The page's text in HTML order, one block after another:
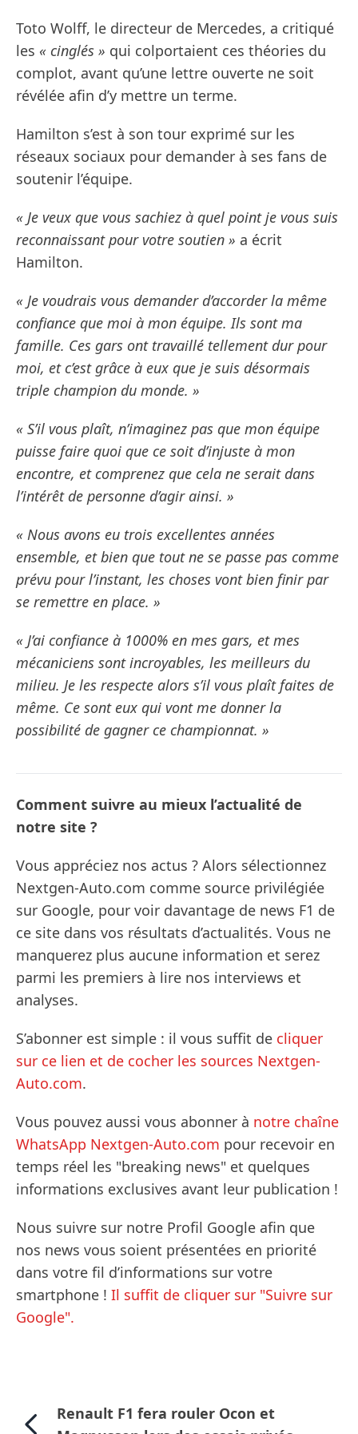
Toto Wolff, le directeur de Mercedes, a critiqué
les « cinglés » qui colportaient ces théories du
complot, avant qu’une lettre ouverte ne soit
révélée afin d’y mettre un terme.
Hamilton s’est à son tour exprimé sur les
réseaux sociaux pour demander à ses fans de
soutenir l’équipe.
« Je veux que vous sachiez à quel point je vous suis
reconnaissant pour votre soutien » a écrit
Hamilton.
« Je voudrais vous demander d’accorder la même
confiance que moi à mon équipe. Ils sont ma
famille. Ces gars ont travaillé tellement dur pour
moi, et c’est grâce à eux que je suis désormais
triple champion du monde. »
« S’il vous plaît, n’imaginez pas que mon équipe
puisse faire quoi que ce soit d’injuste à mon
encontre, et comprenez que cela ne serait dans
l’intérêt de personne d’agir ainsi. »
« Nous avons eu trois excellentes années
ensemble, et bien que tout ne se passe pas comme
prévu pour l’instant, les choses vont bien finir par
se remettre en place. »
« J’ai confiance à 1000% en mes gars, et mes
mécaniciens sont incroyables, les meilleurs du
milieu. Je les respecte alors s’il vous plaît faites de
même. Ce sont eux qui vont me donner la
possibilité de gagner ce championnat. »
Comment suivre au mieux l’actualité de
notre site ?
Vous appréciez nos actus ? Alors sélectionnez
Nextgen-Auto.com comme source privilégiée
sur Google, pour voir davantage de news F1 de
ce site dans vos résultats d’actualités. Vous ne
manquerez plus aucune information et serez
parmi les premiers à lire nos interviews et
analyses.
S’abonner est simple : il vous suffit de cliquer
sur ce lien et de cocher les sources Nextgen-
Auto.com.
Vous pouvez aussi vous abonner à notre chaîne
WhatsApp Nextgen-Auto.com pour recevoir en
temps réel les "breaking news" et quelques
informations exclusives avant leur publication !
Nous suivre sur notre Profil Google afin que
nos news vous soient présentées en priorité
dans votre fil d’informations sur votre
smartphone ! Il suffit de cliquer sur "Suivre sur
Google".
Renault F1 fera rouler Ocon et